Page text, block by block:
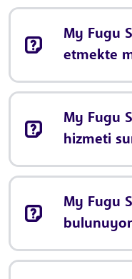
My Fugu
etmekte
My Fugu
hizmeti
My Fugu